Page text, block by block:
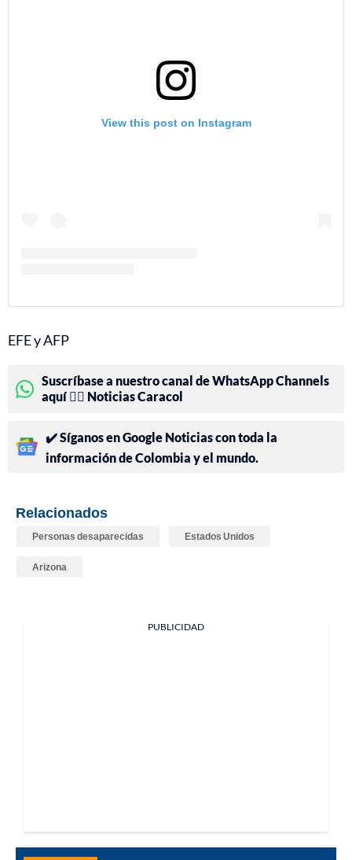
View this post on Instagram
EFE y AFP
Suscríbase a nuestro canal de WhatsApp Channels
aquí 👉🏻 Noticias Caracol
✔️ Síganos en Google Noticias con toda la
información de Colombia y el mundo.
Relacionados
Personas desaparecidas Estados Unidos
Arizona
PUBLICIDAD